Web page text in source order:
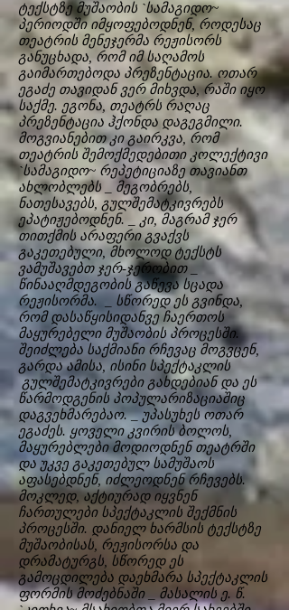
ტექსტზე მუშაობის `სამაგიდო~
პერიოდში იმყოფებოდნენ, როდესაც
თეატრის მენეჯერმა რეჟისორს
განუცხადა, რომ იმ საღამოს
გაიმართებოდა პრეზენტაცია. ოთარ
ეგაძე თავიდან ვერ მიხვდა, რაში იყო
საქმე. ეგონა, თეატრს რაღაც
პრეზენტაცია ჰქონდა დაგეგმილი.
მოგვიანებით კი გაირკვა, რომ
თეატრის შემოქმედებითი კოლექტივი
`სამაგიდო~ რეპეტიციაზე თავიანთ
ახლობლებს _ მეგობრებს,
ნათესავებს, გულშემატკივრებს
ეპატიჟებოდნენ. _ კი, მაგრამ ჯერ
თითქმის არაფერი გვაქვს
გაკეთებული, მხოლოდ ტექსტს
ვამუშავებთ ჯერ-ჯერობით _
წინააღმდეგობის გაწევა სცადა
რეჟისორმა. _ სწორედ ეს გვინდა,
რომ დასაწყისიდანვე ჩაერთოს
მაყურებელი მუშაობის პროცესში.
შეიძლება საქმიანი რჩევაც მოგვცენ,
გარდა ამისა, ისინი სპექტაკლის
გულშემატკივრები გახდებიან და ეს
წარმოდგენის პოპულარიზაციაშიც
დაგვეხმარებაო. _ უპასუხეს ოთარ
ეგაძეს. ყოველი კვირის ბოლოს,
მაყურებლები მოდიოდნენ თეატრში
და უკვე გაკეთებულ სამუშაოს
აფასებდნენ, იძლეოდნენ რჩევებს.
მოკლედ, აქტიურად იყვნენ
ჩართულები სპექტაკლის შექმნის
პროცესში. დანიელ ხარმსის ტექსტზე
მუშაობისას, რეჟისორსა და
დრამატურგს, სწორედ ეს
გამოცდილება დაეხმარა სპექტაკლის
ფორმის მოძებნაში _ მასალის ე. წ.